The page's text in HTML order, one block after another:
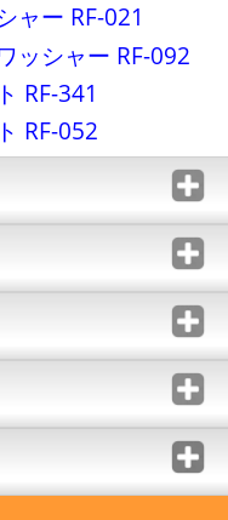
ャー RF-021
ッシャー RF-092
RF-341
RF-052